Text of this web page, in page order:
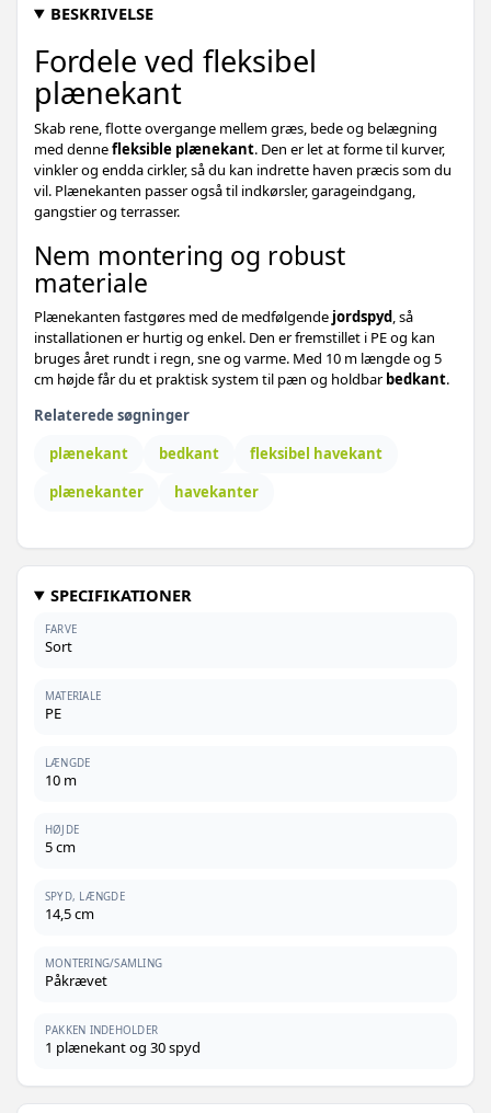
BESKRIVELSE
Fordele ved fleksibel
plænekant
Skab rene, flotte overgange mellem græs, bede og belægning
med dennefleksible plænekant. Den er let at forme til kurver,
vinkler og endda cirkler, så du kan indrette haven præcis som du
vil. Plænekanten passer også til indkørsler, garageindgang,
gangstier og terrasser.
Nem montering og robust
materiale
Plænekanten fastgøres med de medfølgende jordspyd, så
installationen er hurtig og enkel. Den er fremstillet i PE og kan
bruges året rundt i regn, sne og varme. Med 10 m længde og 5
cm højde får du et praktisk system til pæn og holdbarbedkant.
Relaterede søgninger
plænekant
bedkant
fleksibel havekant
plænekanter
havekanter
SPECIFIKATIONER
FARVE
Sort
MATERIALE
PE
LÆNGDE
10 m
HØJDE
5 cm
SPYD, LÆNGDE
14,5 cm
MONTERING/SAMLING
Påkrævet
PAKKEN INDEHOLDER
1 plænekant og 30 spyd